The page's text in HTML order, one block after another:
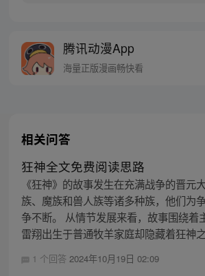
心修炼。熟知游戏多个版本
他，誓要在新的世界中，统
腾讯动漫App
海量正版漫画畅快看
相关问答
狂神全文免费阅读思路
《狂神》的故事发生在充满战争的晋元
族、魔族和兽人族等诸多种族，他们为
争不断。 从情节发展来看，故事围绕着
雷翔出生于普通牧羊家庭却隐藏着狂神
1 个回答 2024年10月19日 02:09